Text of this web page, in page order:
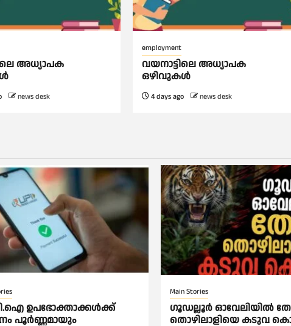
അധ്യാപക
news desk
employment
വയനാട്ടിലെ അധ്യാപക
ഒഴിവുകൾ
4 days ago news desk
ഉപഭോക്താക്കള്‍ക്ക്
പൂര്‍ണ്ണമായും
Main Stories
ഗൂഡല്ലൂർ ഓവേലിയിൽ
തൊഴിലാളിയെ കടുവ